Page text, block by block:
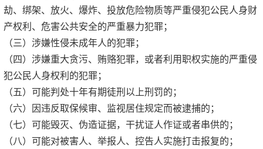
劫、绑架、放火、爆炸、投放危险物质等严重侵犯公民人身财
产权利、危害公共安全的严重暴力犯罪；
（三）涉嫌性侵未成年人的犯罪；
（四）涉嫌重大贪污、贿赂犯罪，或者利用职权实施的严重侵
犯公民人身权利的犯罪；
（五）可能判处十年有期徒刑以上刑罚的；
（六）因违反取保候审、监视居住规定而被逮捕的；
（七）可能毁灭、伪造证据，干扰证人作证或者串供的；
（八）可能对被害人、举报人、控告人实施打击报复的；